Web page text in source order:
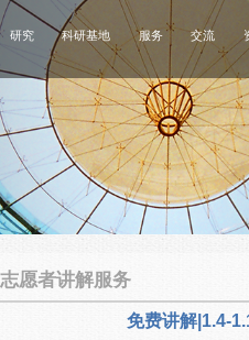
研究 科研基地 服务 交流
志愿者讲解服务
免费讲解|1.4-